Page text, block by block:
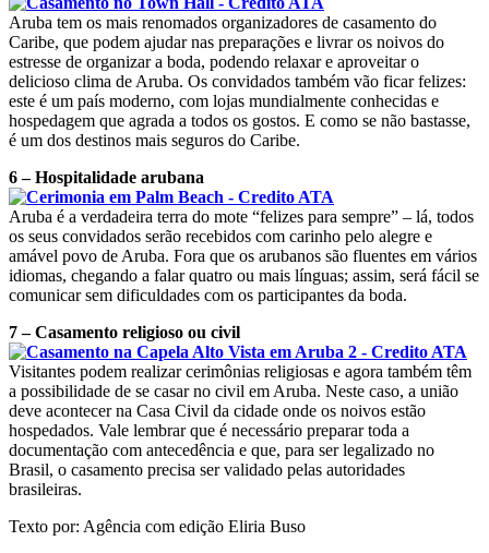
Aruba tem os mais renomados organizadores de casamento do
Caribe, que podem ajudar nas preparações e livrar os noivos do
estresse de organizar a boda, podendo relaxar e aproveitar o
delicioso clima de Aruba. Os convidados também vão ficar felizes:
este é um país moderno, com lojas mundialmente conhecidas e
hospedagem que agrada a todos os gostos. E como se não bastasse,
é um dos destinos mais seguros do Caribe.
6 – Hospitalidade arubana
Aruba é a verdadeira terra do mote “felizes para sempre” – lá, todos
os seus convidados serão recebidos com carinho pelo alegre e
amável povo de Aruba. Fora que os arubanos são fluentes em vários
idiomas, chegando a falar quatro ou mais línguas; assim, será fácil se
comunicar sem dificuldades com os participantes da boda.
7 – Casamento religioso ou civil
Visitantes podem realizar cerimônias religiosas e agora também têm
a possibilidade de se casar no civil em Aruba. Neste caso, a união
deve acontecer na Casa Civil da cidade onde os noivos estão
hospedados. Vale lembrar que é necessário preparar toda a
documentação com antecedência e que, para ser legalizado no
Brasil, o casamento precisa ser validado pelas autoridades
brasileiras.
Texto por: Agência com edição Eliria Buso